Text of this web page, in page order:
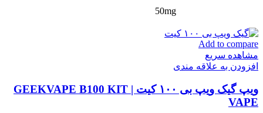
50mg
Add to compare
مشاهده سریع
افزودن به علاقه مندی
ویپ گیک ویپ بی ۱۰۰ کیت | GEEKVAPE B100 KIT
VAPE